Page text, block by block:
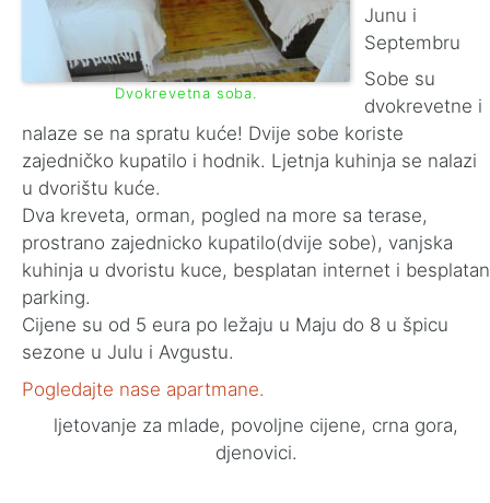
Dvokrevetna soba.
Junu i
Septembru
Sobe su
dvokrevetne i
nalaze se na spratu kuće! Dvije sobe koriste
zajedničko kupatilo i hodnik. Ljetnja kuhinja se nalazi
u dvorištu kuće.
Dva kreveta, orman, pogled na more sa terase,
prostrano zajednicko kupatilo(dvije sobe), vanjska
kuhinja u dvoristu kuce, besplatan internet i besplatan
parking.
Cijene su od 5 eura po ležaju u Maju do 8 u špicu
sezone u Julu i Avgustu.
Pogledajte nase apartmane.
ljetovanje za mlade, povoljne cijene, crna gora,
djenovici.